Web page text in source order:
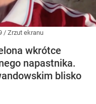
/ Zrzut ekranu
wkrótce
napastnika.
blisko